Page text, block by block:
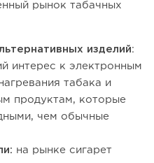
рынок табачных
изделий:
интерес к электронным
табака и
продуктам, которые
чем обычные
на рынке сигарет